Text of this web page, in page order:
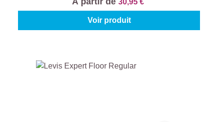
30,95 €
Voir produit